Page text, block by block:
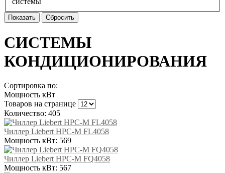
СИСТЕМЫ
КОНДИЦИОНИРОВАНИЯ
Сортировка по:
Мощность кВт
Товаров на странице
Количество: 405
Чиллер Liebert HPC-M FL4058
Мощность кВт: 569
Чиллер Liebert HPC-M FQ4058
Мощность кВт: 567